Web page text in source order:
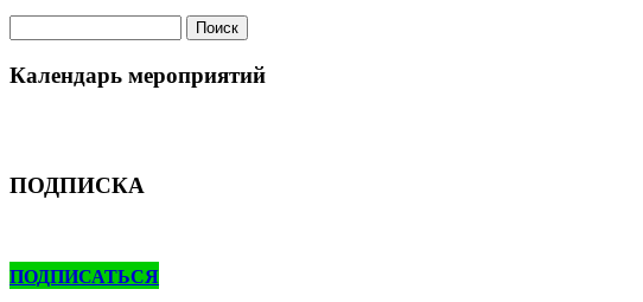
Календарь мероприятий
ПОДПИСКА
ПОДПИСАТЬСЯ